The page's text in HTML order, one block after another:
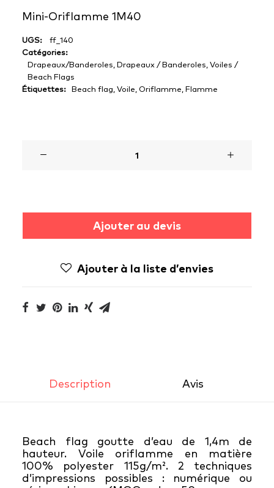
Mini-Oriflamme 1M40
UGS:
ff_140
Catégories:
Drapeaux/Banderoles Drapeaux / Banderoles Voiles /
Beach Flags
Étiquettes: Beach flag Voile Oriflamme Flamme
Ajouter au devis
Ajouter à la liste d’envies
Description Avis
Beach flag goutte d’eau de 1,4m de
hauteur. Voile oriflamme en matière
100% polyester 115g/m². 2 techniques
d’impressions possibles : numérique ou